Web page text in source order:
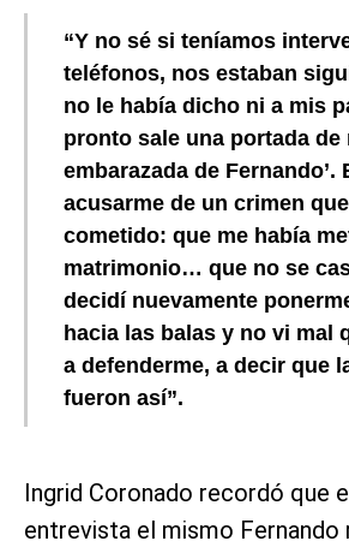
“Y no sé si teníamos
teléfonos, nos estaban
no le había dicho ni a mis
pronto sale una portada de
embarazada de Fernando’.
acusarme de un crimen
cometido: que me había
matrimonio… que no se
decidí nuevamente
hacia las balas y no vi mal
a defenderme, a decir que
fueron así”.
Ingrid Coronado recordó que
entrevista el mismo Fernando